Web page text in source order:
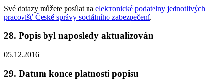
Své dotazy můžete posílat na elektronické podatelny jednotlivých
pracovišť České správy sociálního zabezpečení.
28. Popis byl naposledy aktualizován
05.12.2016
29. Datum konce platnosti popisu